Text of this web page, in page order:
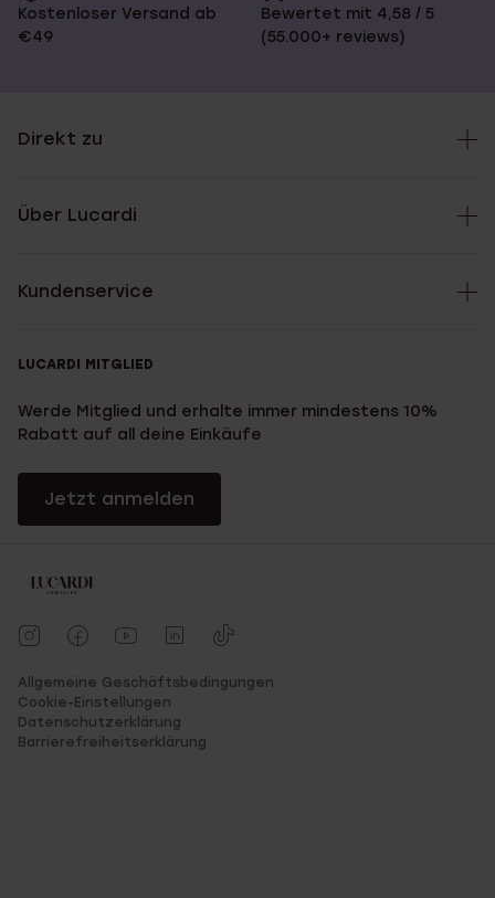
Kostenloser Versand ab
€49
Bewertet mit 4,58 / 5
(55.000+ reviews)
Direkt zu
Über Lucardi
Kundenservice
LUCARDI MITGLIED
Werde Mitglied und erhalte immer mindestens 10%
Rabatt auf all deine Einkäufe
Jetzt anmelden
Allgemeine Geschäftsbedingungen
Cookie-Einstellungen
Datenschutzerklärung
Barrierefreiheitserklärung